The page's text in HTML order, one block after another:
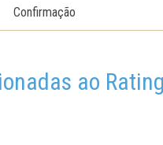
Confirmação
ao Rating